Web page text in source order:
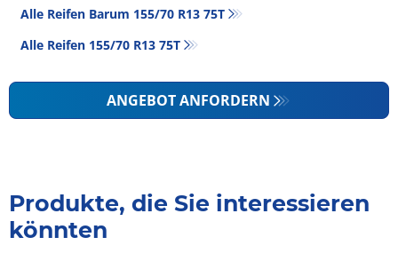
Alle Reifen Barum 155/70 R13 75T
Alle Reifen‎ 155/70 R13 75T
ANGEBOT ANFORDERN
Produkte, die Sie interessieren
könnten